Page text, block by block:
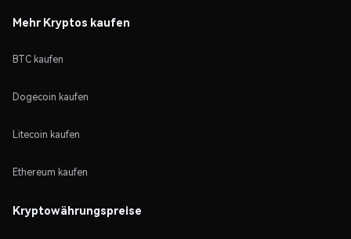
Mehr Kryptos kaufen
BTC kaufen
Dogecoin kaufen
Litecoin kaufen
Ethereum kaufen
Kryptowährungspreise